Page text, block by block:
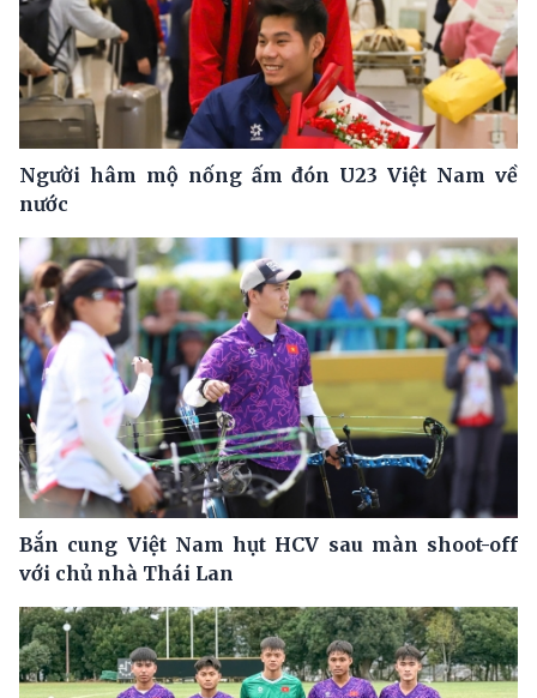
Người hâm mộ nống ấm đón U23 Việt Nam về
nước
Bắn cung Việt Nam hụt HCV sau màn shoot-off
với chủ nhà Thái Lan